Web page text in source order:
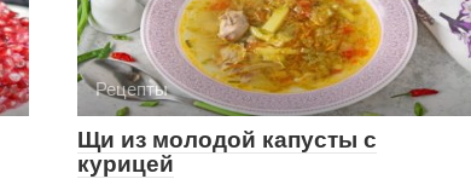
Рецепты
Щи из молодой капусты с
курицей